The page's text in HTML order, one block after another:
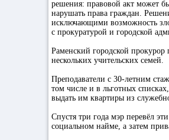
решения: правовой акт может
нарушать права граждан.
исключающими возможность
с прокуратурой и городской
Раменский городской прокурор
нескольких учительских семей.
Преподаватели с 30-летним
том числе и в льготных
выдать им квартиры из
Спустя три года мэр перевёл
социальном найме, а затем